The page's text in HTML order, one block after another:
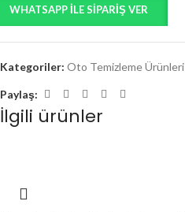
WHATSAPP ILE SIPARIŞ VER
Kategoriler: Oto Temizleme Ürünleri
Paylaş:
İlgili ürünler